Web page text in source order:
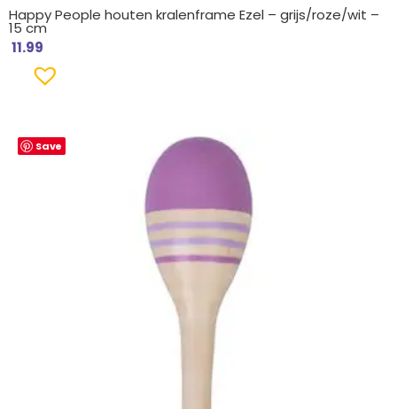
Happy People houten kralenframe Ezel – grijs/roze/wit –
15 cm
11.99
Save